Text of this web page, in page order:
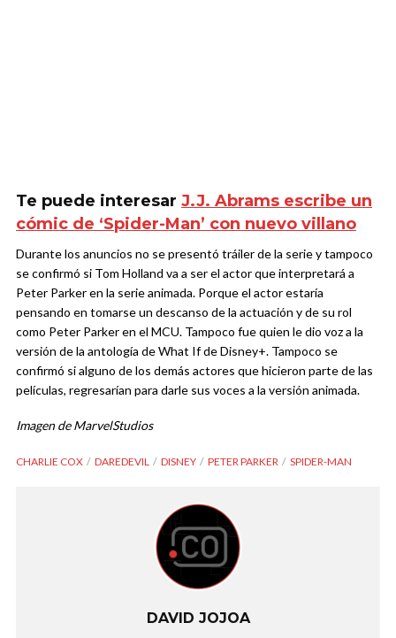
Te puede interesar J.J. Abrams escribe un
cómic de ‘Spider-Man’ con nuevo villano
Durante los anuncios no se presentó tráiler de la serie y tampoco
se confirmó si Tom Holland va a ser el actor que interpretará a
Peter Parker en la serie animada. Porque el actor estaría
pensando en tomarse un descanso de la actuación y de su rol
como Peter Parker en el MCU. Tampoco fue quien le dio voz a la
versión de la antología de What If de Disney+. Tampoco se
confirmó si alguno de los demás actores que hicieron parte de las
películas, regresarían para darle sus voces a la versión animada.
Imagen deMarvelStudios
CHARLIE COX DAREDEVIL DISNEY PETER PARKER SPIDER-MAN
DAVID JOJOA